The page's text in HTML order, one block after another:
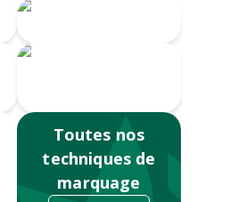
Toutes nos
techniques de
marquage